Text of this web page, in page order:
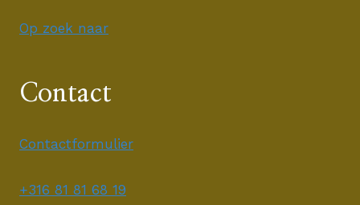
Op zoek naar
Contact
Contactformulier
+316 81 81 68 19